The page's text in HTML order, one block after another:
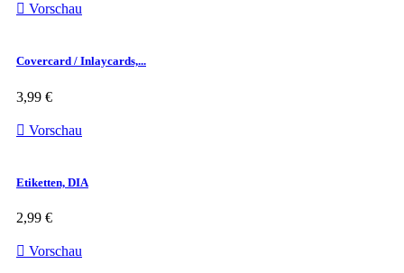
 Vorschau
Covercard / Inlaycards,...
3,99 €
 Vorschau
Etiketten, DIA
2,99 €
 Vorschau